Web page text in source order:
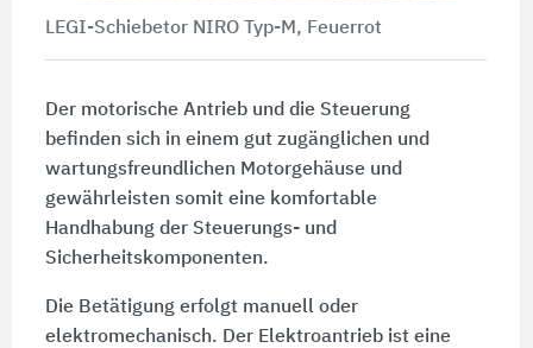
LEGI-Schiebetor NIRO Typ-M, Feuerrot
Der motorische Antrieb und die Steuerung
befinden sich in einem gut zugänglichen und
wartungsfreundlichen Motorgehäuse und
gewährleisten somit eine komfortable
Handhabung der Steuerungs- und
Sicherheitskomponenten.
Die Betätigung erfolgt manuell oder
elektromechanisch. Der Elektroantrieb ist eine